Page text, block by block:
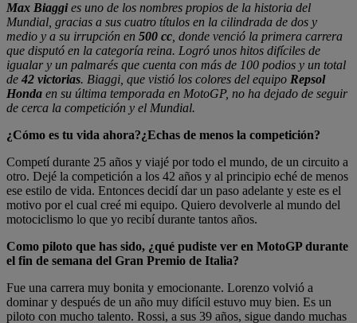
Max Biaggies uno de los nombres propios de la historia del
Mundial, gracias a sus cuatro títulos en la cilindrada de dos y
medio y a su irrupción en 500 cc , donde venció la primera carrera
que disputó en la categoría reina. Logró unos hitos difíciles de
igualar y un palmarés que cuenta con más de 100 podios y un total
de 42 victorias. Biaggi, que vistió los colores del equipo Repsol
Honda en su última temporada en MotoGP, no ha dejado de seguir
de cerca la competición y el Mundial.
¿Cómo es tu vida ahora?¿Echas de menos la competición?
Competí durante 25 años y viajé por todo el mundo, de un circuito a
otro. Dejé la competición a los 42 años y al principio eché de menos
ese estilo de vida. Entonces decidí dar un paso adelante y este es el
motivo por el cual creé mi equipo. Quiero devolverle al mundo del
motociclismo lo que yo recibí durante tantos años.
Como piloto que has sido, ¿qué pudiste ver en MotoGP durante
el fin de semana del Gran Premio de Italia?
Fue una carrera muy bonita y emocionante. Lorenzo volvió a
dominar y después de un año muy difícil estuvo muy bien. Es un
piloto con mucho talento. Rossi, a sus 39 años, sigue dando muchas